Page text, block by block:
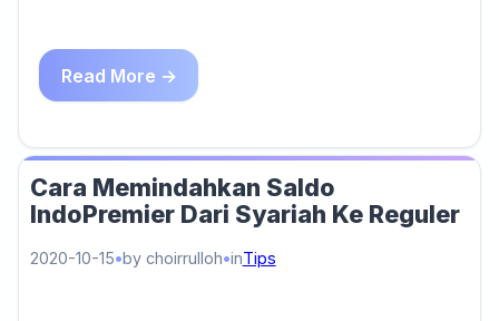
Read More →
Cara Memindahkan Saldo
IndoPremier Dari Syariah Ke Reguler
2020-10-15 by choirrulloh inTips